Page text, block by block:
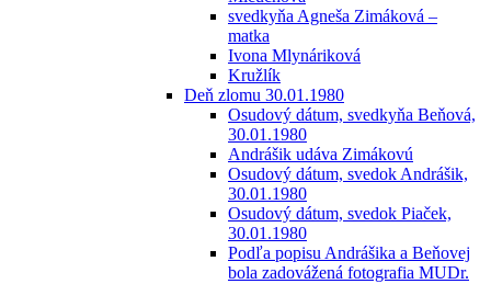
svedkyňa Agneša Zimáková –
matka
Ivona Mlynáriková
Kružlík
Deň zlomu 30.01.1980
Osudový dátum, svedkyňa Beňová,
30.01.1980
Andrášik udáva Zimákovú
Osudový dátum, svedok Andrášik,
30.01.1980
Osudový dátum, svedok Piaček,
30.01.1980
Podľa popisu Andrášika a Beňovej
bola zadovážená fotografia MUDr.